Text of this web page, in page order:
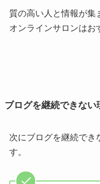
質の高い人と情報が集
オンラインサロンはお
ブログを継続できない
次にブログを継続でき
す。